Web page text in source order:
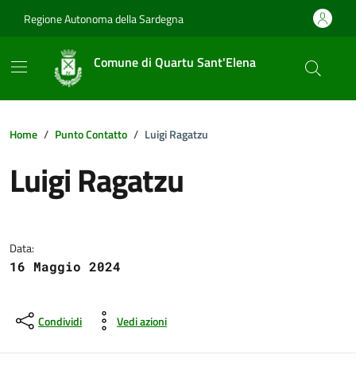
Regione Autonoma della Sardegna
Comune di Quartu Sant'Elena
Home Punto Contatto Luigi Ragatzu
Luigi Ragatzu
Data:
16 Maggio 2024
Condividi Vedi azioni